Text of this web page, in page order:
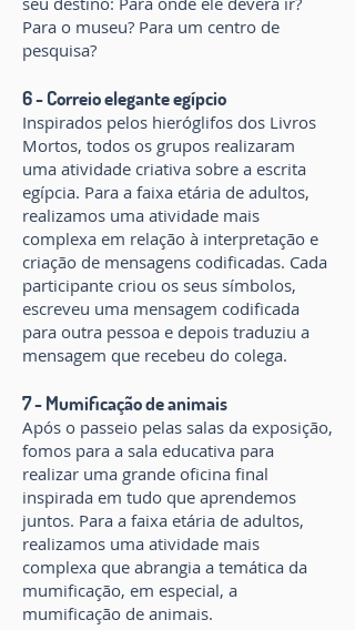
Para o museu? Para um centro de
pesquisa?
6 - Correio elegante egípcio
Inspirados pelos hieróglifos dos Livros
Mortos, todos os grupos realizaram
uma atividade criativa sobre a escrita
egípcia. Para a faixa etária de adultos,
realizamos uma atividade mais
complexa em relação à interpretação e
criação de mensagens codificadas. Cada
participante criou os seus símbolos,
escreveu uma mensagem codificada
para outra pessoa e depois traduziu a
mensagem que recebeu do colega.
7 - Mumificação de animais
Após o passeio pelas salas da exposição,
fomos para a sala educativa para
realizar uma grande oficina final
inspirada em tudo que aprendemos
juntos. Para a faixa etária de adultos,
realizamos uma atividade mais
complexa que abrangia a temática da
mumificação, em especial, a
mumificação de animais.